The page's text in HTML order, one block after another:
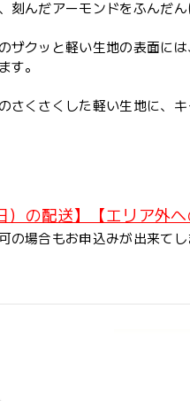
刻んだアーモンドをふんだ
ザクッと軽い生地の表面に
す。
さくさくした軽い生地に、
の配送】【エリア外
の場合もお申込みが出来て